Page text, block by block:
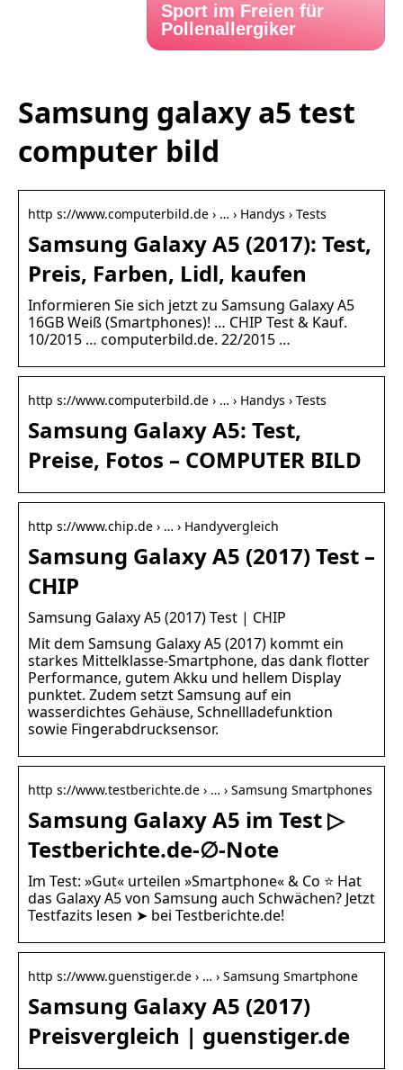
Sport im Freien für
Pollenallergiker
Samsung galaxy a5 test
computer bild
http s://www.computerbild.de › … › Handys › Tests
Samsung Galaxy A5 (2017): Test,
Preis, Farben, Lidl, kaufen
Informieren Sie sich jetzt zu Samsung Galaxy A5
16GB Weiß (Smartphones)! … CHIP Test & Kauf.
10/2015 … computerbild.de. 22/2015 …
http s://www.computerbild.de › … › Handys › Tests
Samsung Galaxy A5: Test,
Preise, Fotos – COMPUTER BILD
http s://www.chip.de › … › Handyvergleich
Samsung Galaxy A5 (2017) Test –
CHIP
Samsung Galaxy A5 (2017) Test | CHIP
Mit dem Samsung Galaxy A5 (2017) kommt ein
starkes Mittelklasse-Smartphone, das dank flotter
Performance, gutem Akku und hellem Display
punktet. Zudem setzt Samsung auf ein
wasserdichtes Gehäuse, Schnellladefunktion
sowie Fingerabdrucksensor.
http s://www.testberichte.de › … › Samsung Smartphones
Samsung Galaxy A5 im Test ▷
Testberichte.de-∅-Note
Im Test: »Gut« urteilen »Smartphone« & Co ⭐ Hat
das Galaxy A5 von Samsung auch Schwächen? Jetzt
Testfazits lesen ➤ bei Testberichte.de!
http s://www.guenstiger.de › … › Samsung Smartphone
Samsung Galaxy A5 (2017)
Preisvergleich | guenstiger.de